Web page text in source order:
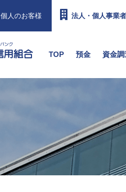
個人のお客様 法人・個人事業
TOP 預金 資金